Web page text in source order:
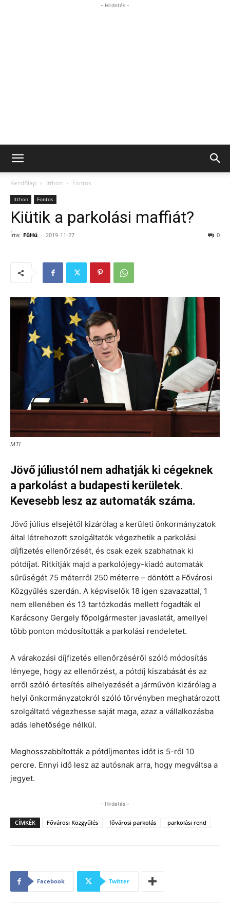
- Hirdetés -
Kezdőlap Itthon Fontos
Itthon Fontos
Kiütik a parkolási maffiát?
Írta: FüHü - 2019-11-27 0
MTI
Jövő júliustól nem adhatják ki cégeknek
a parkolást a budapesti kerületek.
Kevesebb lesz az automaták száma.
Jövő július elsejétől kizárólag a kerületi önkormányzatok
által létrehozott szolgáltatók végezhetik a parkolási
díjfizetés ellenőrzését, és csak ezek szabhatnak ki
pótdíjat. Ritkítják majd a parkolójegy-kiadó automaták
sűrűségét 75 méterről 250 méterre – döntött a Fővárosi
Közgyűlés szerdán. A képviselők 18 igen szavazattal, 1
nem ellenében és 13 tartózkodás mellett fogadták el
Karácsony Gergely főpolgármester javaslatát, amellyel
több ponton módosították a parkolási rendeletet.
A várakozási díjfizetés ellenőrzéséről szóló módosítás
lényege, hogy az ellenőrzést, a pótdíj kiszabását és az
erről szóló értesítés elhelyezését a járművön kizárólag a
helyi önkormányzatokról szóló törvényben meghatározott
szolgáltató végezhesse saját maga, azaz a vállalkozásba
adás lehetősége nélkül.
Meghosszabbították a pótdíjmentes időt is 5-ről 10
percre. Ennyi idő lesz az autósnak arra, hogy megváltsa a
jegyet.
- Hirdetés -
CÍMKÉK Fővárosi Közgyűlés fővárosi parkolás parkolási rend
Facebook Twitter